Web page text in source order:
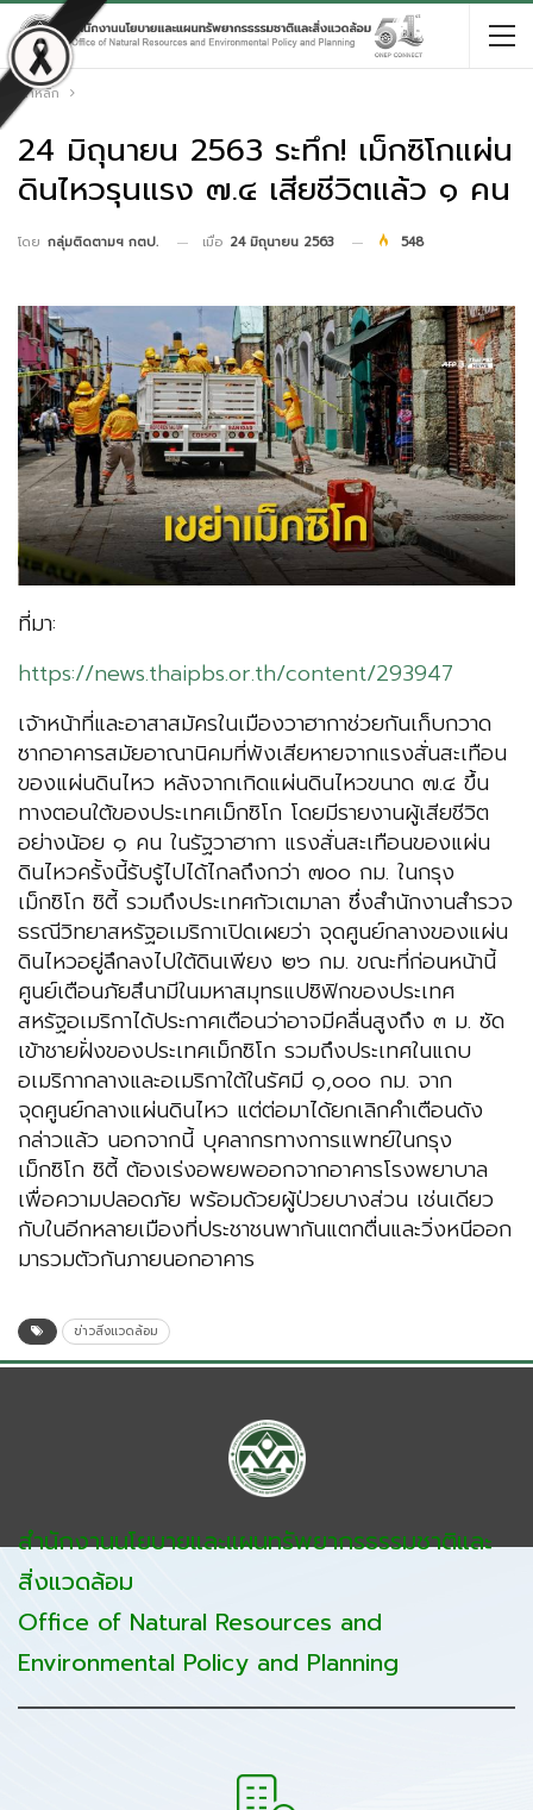
หน้าหลัก
24 มิถุนายน 2563 ระทึก! เม็กซิโกแผ่น
ดินไหวรุนแรง ๗.๔ เสียชีวิตแล้ว ๑ คน
โดย กลุ่มติดตามฯ กตป. เมื่อ 24 มิถุนายน 2563 548
ที่มา:
https://news.thaipbs.or.th/content/293947
เจ้าหน้าที่และอาสาสมัครในเมืองวาฮากาช่วยกันเก็บกวาด
ซากอาคารสมัยอาณานิคมที่พังเสียหายจากแรงสั่นสะเทือน
ของแผ่นดินไหว หลังจากเกิดแผ่นดินไหวขนาด ๗.๔ ขึ้น
ทางตอนใต้ของประเทศเม็กซิโก โดยมีรายงานผู้เสียชีวิต
อย่างน้อย ๑ คน ในรัฐวาฮากา แรงสั่นสะเทือนของแผ่น
ดินไหวครั้งนี้รับรู้ไปได้ไกลถึงกว่า ๗๐๐ กม. ในกรุง
เม็กซิโก ซิตี้ รวมถึงประเทศกัวเตมาลา ซึ่งสำนักงานสำรวจ
ธรณีวิทยาสหรัฐอเมริกาเปิดเผยว่า จุดศูนย์กลางของแผ่น
ดินไหวอยู่ลึกลงไปใต้ดินเพียง ๒๖ กม. ขณะที่ก่อนหน้านี้
ศูนย์เตือนภัยสึนามีในมหาสมุทรแปซิฟิกของประเทศ
สหรัฐอเมริกาได้ประกาศเตือนว่าอาจมีคลื่นสูงถึง ๓ ม. ซัด
เข้าชายฝั่งของประเทศเม็กซิโก รวมถึงประเทศในแถบ
อเมริกากลางและอเมริกาใต้ในรัศมี ๑,๐๐๐ กม. จาก
จุดศูนย์กลางแผ่นดินไหว แต่ต่อมาได้ยกเลิกคำเตือนดัง
กล่าวแล้ว นอกจากนี้ บุคลากรทางการแพทย์ในกรุง
เม็กซิโก ซิตี้ ต้องเร่งอพยพออกจากอาคารโรงพยาบาล
เพื่อความปลอดภัย พร้อมด้วยผู้ป่วยบางส่วน เช่นเดียว
กับในอีกหลายเมืองที่ประชาชนพากันแตกตื่นและวิ่งหนีออก
มารวมตัวกันภายนอกอาคาร
ข่าวสิ่งแวดล้อม
สำนักงานนโยบายและแผนทรัพยากรธรรมชาติและ
สิ่งแวดล้อม
Office of Natural Resources and
Environmental Policy and Planning